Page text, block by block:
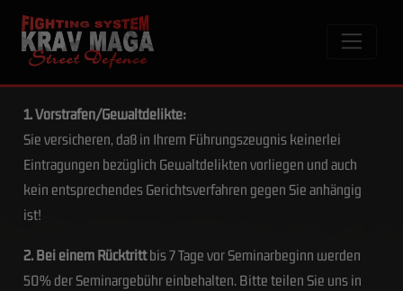
1. Vorstrafen/Gewaltdelikte:
Sie versicheren, daß in Ihrem Führungszeugnis keinerlei
Eintragungen bezüglich Gewaltdelikten vorliegen und auch
kein entsprechendes Gerichtsverfahren gegen Sie anhängig
ist!
2. Bei einem Rücktrittbis 7 Tage vor Seminarbeginn werden
50% der Seminargebühr einbehalten. Bitte teilen Sie uns in